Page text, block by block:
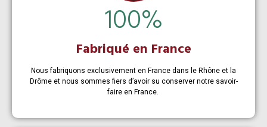
100%
Fabriqué en France
Nous fabriquons exclusivement en France dans le Rhône et la
Drôme et nous sommes fiers d’avoir su conserver notre savoir-
faire en France.